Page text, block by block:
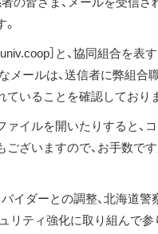
＠univ.coop］と、協同組合
メールは、送信者に弊組合
いることを確認しており
イルを開いたりすると、
ざいますので、お手数で
イダーとの調整、北海道
リティ強化に取り組んで参